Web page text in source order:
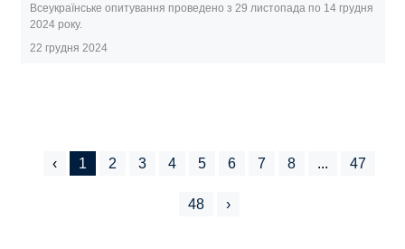
Всеукраїнське опитування проведено з 29 листопада по 14 грудня
2024 року.
22 грудня 2024
‹ 1 2 3 4 5 6 7 8 ... 47
48 ›